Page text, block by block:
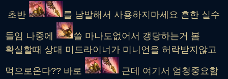
초반 를 남발해서 사용하지마세요 흔한 실수
들임 나중에
쓸 마나도없어서 갱당하는거 봄
확실할때 상대 미드라이너가 미니언을 허락받지않고
먹으로온다?? 바로
근데 여기서 엄청중요함